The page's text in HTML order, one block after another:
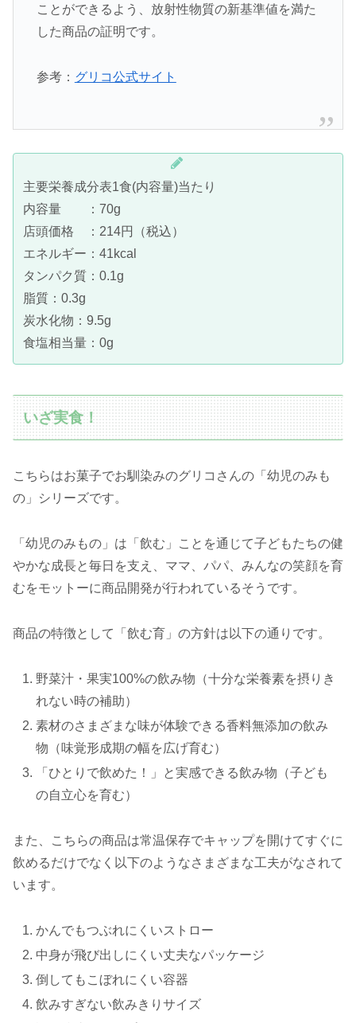
ことができるよう、放射性物質の新基準値を満た
した商品の証明です。
参考： グリコ公式サイト
主要栄養成分表1食(内容量)当たり
内容量 ：70g
店頭価格 ：214円（税込）
エネルギー：41kcal
タンパク質：0.1g
脂質：0.3g
炭水化物：9.5g
食塩相当量：0g
いざ実食！
こちらはお菓子でお馴染みのグリコさんの「幼児のみも
の」シリーズです。
「幼児のみもの」は「飲む」ことを通じて子どもたちの健
やかな成長と毎日を支え、ママ、パパ、みんなの笑顔を育
むをモットーに商品開発が行われているそうです。
商品の特徴として「飲む育」の方針は以下の通りです。
野菜汁・果実100%の飲み物（十分な栄養素を摂りき
れない時の補助）
素材のさまざまな味が体験できる香料無添加の飲み
物（味覚形成期の幅を広げ育む）
「ひとりで飲めた！」と実感できる飲み物（子ども
の自立心を育む）
また、こちらの商品は常温保存でキャップを開けてすぐに
飲めるだけでなく以下のようなさまざまな工夫がなされて
います。
かんでもつぶれにくいストロー
中身が飛び出しにくい丈夫なパッケージ
倒してもこぼれにくい容器
飲みすぎない飲みきりサイズ